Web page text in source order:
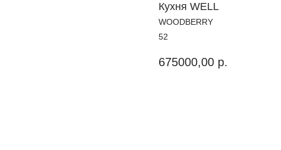
Кухня WELL
WOODBERRY
52
675000,00 р.